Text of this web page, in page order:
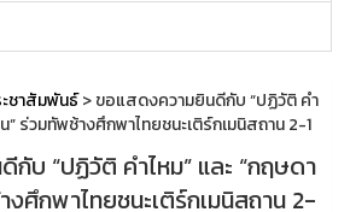
ชาสัมพันธ์> ขอแสดงความยินดีกับ “ปฏิวัติ คำ
” ร่วมทัพช้างศึกพาไทยชนะเติร์กเมนิสถาน 2-1
บ “ปฏิวัติ คำไหม” และ “กฤษดา
งศึกพาไทยชนะเติร์กเมนิสถาน 2-